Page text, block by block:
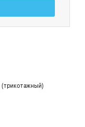
(трикотажный)